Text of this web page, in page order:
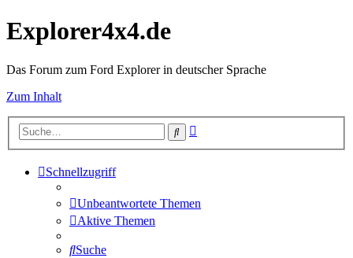
Explorer4x4.de
Das Forum zum Ford Explorer in deutscher Sprache
Zum Inhalt
Suche
Schnellzugriff
Unbeantwortete Themen
Aktive Themen
Suche